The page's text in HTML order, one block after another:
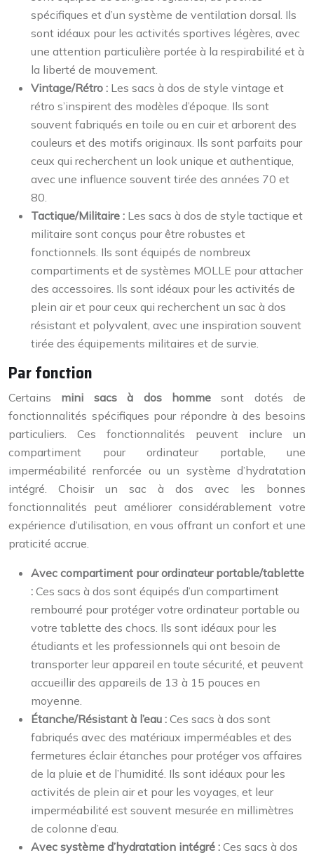
spécifiques et d’un système de ventilation dorsal. Ils
sont idéaux pour les activités sportives légères, avec
une attention particulière portée à la respirabilité et à
la liberté de mouvement.
Vintage/Rétro : Les sacs à dos de style vintage et
rétro s’inspirent des modèles d’époque. Ils sont
souvent fabriqués en toile ou en cuir et arborent des
couleurs et des motifs originaux. Ils sont parfaits pour
ceux qui recherchent un look unique et authentique,
avec une influence souvent tirée des années 70 et
80.
Tactique/Militaire : Les sacs à dos de style tactique et
militaire sont conçus pour être robustes et
fonctionnels. Ils sont équipés de nombreux
compartiments et de systèmes MOLLE pour attacher
des accessoires. Ils sont idéaux pour les activités de
plein air et pour ceux qui recherchent un sac à dos
résistant et polyvalent, avec une inspiration souvent
tirée des équipements militaires et de survie.
Par fonction
Certains mini sacs à dos hommesont dotés de
fonctionnalités spécifiques pour répondre à des besoins
particuliers. Ces fonctionnalités peuvent inclure un
compartiment pour ordinateur portable, une
imperméabilité renforcée ou un système d’hydratation
intégré. Choisir un sac à dos avec les bonnes
fonctionnalités peut améliorer considérablement votre
expérience d’utilisation, en vous offrant un confort et une
praticité accrue.
Avec compartiment pour ordinateur portable/tablette
: Ces sacs à dos sont équipés d’un compartiment
rembourré pour protéger votre ordinateur portable ou
votre tablette des chocs. Ils sont idéaux pour les
étudiants et les professionnels qui ont besoin de
transporter leur appareil en toute sécurité, et peuvent
accueillir des appareils de 13 à 15 pouces en
moyenne.
Étanche/Résistant à l’eau : Ces sacs à dos sont
fabriqués avec des matériaux imperméables et des
fermetures éclair étanches pour protéger vos affaires
de la pluie et de l’humidité. Ils sont idéaux pour les
activités de plein air et pour les voyages, et leur
imperméabilité est souvent mesurée en millimètres
de colonne d’eau.
Avec système d’hydratation intégré : Ces sacs à dos